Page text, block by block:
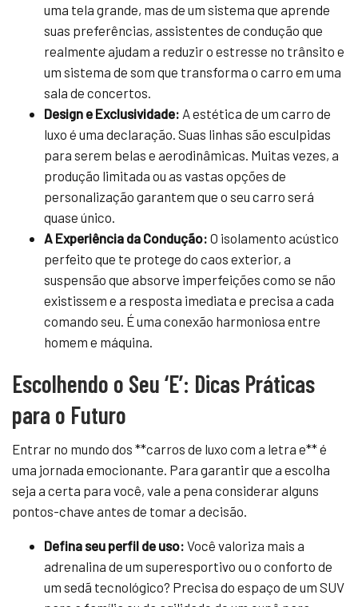
uma tela grande, mas de um sistema que aprende
suas preferências, assistentes de condução que
realmente ajudam a reduzir o estresse no trânsito e
um sistema de som que transforma o carro em uma
sala de concertos.
Design e Exclusividade: A estética de um carro de
luxo é uma declaração. Suas linhas são esculpidas
para serem belas e aerodinâmicas. Muitas vezes, a
produção limitada ou as vastas opções de
personalização garantem que o seu carro será
quase único.
A Experiência da Condução: O isolamento acústico
perfeito que te protege do caos exterior, a
suspensão que absorve imperfeições como se não
existissem e a resposta imediata e precisa a cada
comando seu. É uma conexão harmoniosa entre
homem e máquina.
Escolhendo o Seu ‘E’: Dicas Práticas
para o Futuro
Entrar no mundo dos **carros de luxo com a letra e** é
uma jornada emocionante. Para garantir que a escolha
seja a certa para você, vale a pena considerar alguns
pontos-chave antes de tomar a decisão.
Defina seu perfil de uso: Você valoriza mais a
adrenalina de um superesportivo ou o conforto de
um sedã tecnológico? Precisa do espaço de um SUV